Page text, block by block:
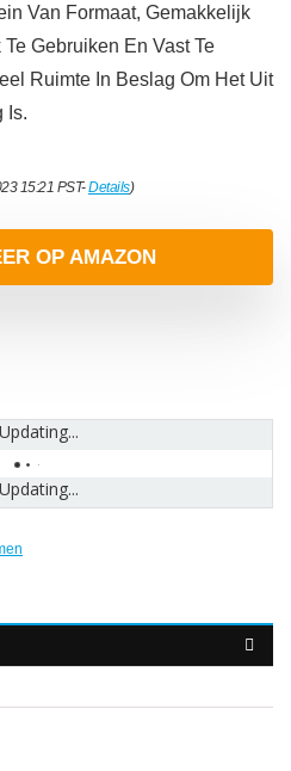
Van Formaat, Gemakkelijk
Gebruiken En Vast Te
Ruimte In Beslag Om Het Uit
Is.
15:21 PST-Details)
OP AMAZON
Updating...
Updating...